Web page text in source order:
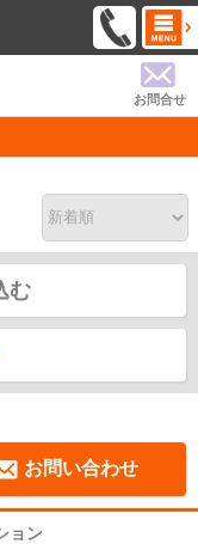
お問合せ
む
お問い合わせ
ョン